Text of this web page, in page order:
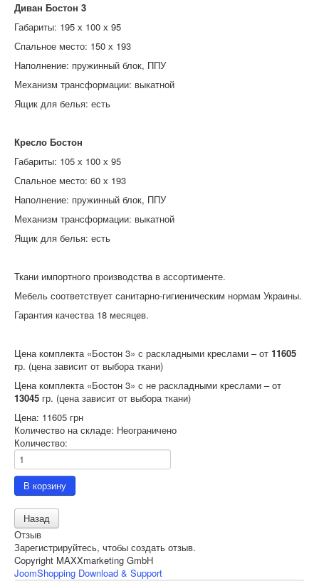
Диван Бостон 3
Габариты: 195 х 100 х 95
Спальное место: 150 х 193
Наполнение: пружинный блок, ППУ
Механизм трансформации: выкатной
Ящик для белья: есть
Кресло Бостон
Габариты: 105 х 100 х 95
Спальное место: 60 х 193
Наполнение: пружинный блок, ППУ
Механизм трансформации: выкатной
Ящик для белья: есть
Ткани импортного производства в ассортименте.
Мебель соответствует санитарно-гигиеническим нормам Украины.
Гарантия качества 18 месяцев.
Цена комплекта «Бостон 3» с раскладными креслами – от 11605
гр. (цена зависит от выбора ткани)
Цена комплекта «Бостон 3» с не раскладными креслами – от
13045 гр. (цена зависит от выбора ткани)
Цена: 11605 грн
Количество на складе: Неограничено
Количество:
Отзыв
Зарегистрируйтесь, чтобы создать отзыв.
Copyright MAXXmarketing GmbH
JoomShopping Download & Support